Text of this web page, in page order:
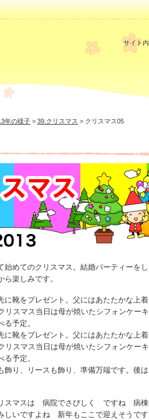
サイト
年の様子 > 39.クリスマス > クリスマス05
始めてのクリスマス。結婚パーティーを
ら楽しみです。
に靴をプレゼント。父にはあたたかな上
リスマス当日は母が焼いたシフォンケー
る予定。
に靴をプレゼント。父にはあたたかな上
リスマス当日は母が焼いたシフォンケー
る予定。
飾り、リースも飾り、準備万端です。後は
スマスは 病院でさびしく ですね 病棟
いですよね 新年もここで迎えそうです